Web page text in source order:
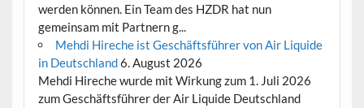
werden können. Ein Team des HZDR hat nun
gemeinsam mit Partnern g...
Mehdi Hireche ist Geschäftsführer von Air Liquide
in Deutschland6. August 2026
Mehdi Hireche wurde mit Wirkung zum 1. Juli 2026
zum Geschäftsführer der Air Liquide Deutschland